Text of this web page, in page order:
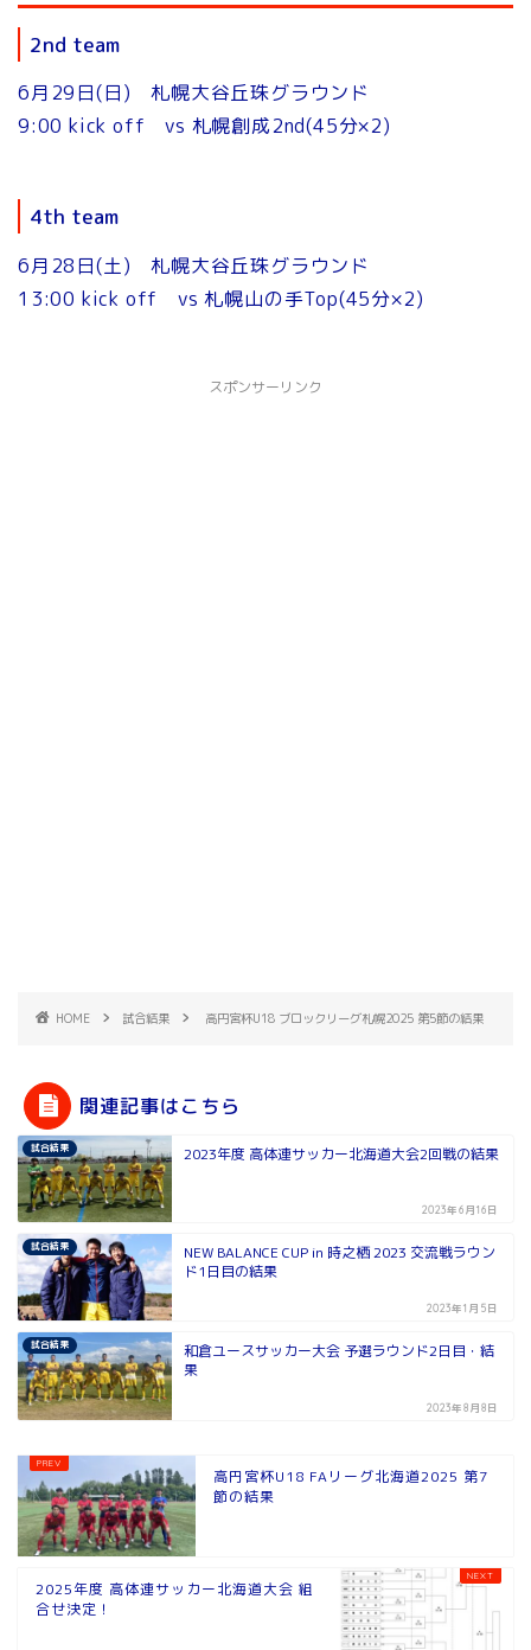
2nd team
6月29日(日) 札幌大谷丘珠グラウンド
9:00 kick off vs 札幌創成2nd(45分×2)
4th team
6月28日(土) 札幌大谷丘珠グラウンド
13:00 kick off vs 札幌山の手Top(45分×2)
スポンサーリンク
HOME 試合結果 高円宮杯U18 ブロックリーグ札幌2025 第5節の結果
関連記事はこちら
試合結果 2023年度 高体連サッカー北海道大会2回戦の結果
2023年6月16日
試合結果
NEW BALANCE CUP in 時之栖 2023 交流戦ラウン
ド1日目の結果
2023年1月5日
試合結果
和倉ユースサッカー大会 予選ラウンド2日目・結
果
2023年8月8日
高円宮杯U18 FAリーグ北海道2025 第7
節の結果
2025年度 高体連サッカー北海道大会 組
合せ決定！